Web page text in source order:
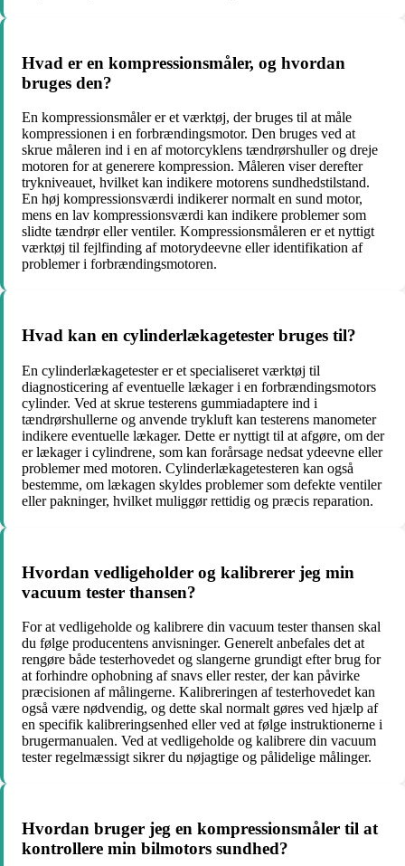
Hvad er en kompressionsmåler, og hvordan
bruges den?
En kompressionsmåler er et værktøj, der bruges til at måle
kompressionen i en forbrændingsmotor. Den bruges ved at
skrue måleren ind i en af motorcyklens tændrørshuller og dreje
motoren for at generere kompression. Måleren viser derefter
trykniveauet, hvilket kan indikere motorens sundhedstilstand.
En høj kompressionsværdi indikerer normalt en sund motor,
mens en lav kompressionsværdi kan indikere problemer som
slidte tændrør eller ventiler. Kompressionsmåleren er et nyttigt
værktøj til fejlfinding af motorydeevne eller identifikation af
problemer i forbrændingsmotoren.
Hvad kan en cylinderlækagetester bruges til?
En cylinderlækagetester er et specialiseret værktøj til
diagnosticering af eventuelle lækager i en forbrændingsmotors
cylinder. Ved at skrue testerens gummiadaptere ind i
tændrørshullerne og anvende trykluft kan testerens manometer
indikere eventuelle lækager. Dette er nyttigt til at afgøre, om der
er lækager i cylindrene, som kan forårsage nedsat ydeevne eller
problemer med motoren. Cylinderlækagetesteren kan også
bestemme, om lækagen skyldes problemer som defekte ventiler
eller pakninger, hvilket muliggør rettidig og præcis reparation.
Hvordan vedligeholder og kalibrerer jeg min
vacuum tester thansen?
For at vedligeholde og kalibrere din vacuum tester thansen skal
du følge producentens anvisninger. Generelt anbefales det at
rengøre både testerhovedet og slangerne grundigt efter brug for
at forhindre ophobning af snavs eller rester, der kan påvirke
præcisionen af målingerne. Kalibreringen af testerhovedet kan
også være nødvendig, og dette skal normalt gøres ved hjælp af
en specifik kalibreringsenhed eller ved at følge instruktionerne i
brugermanualen. Ved at vedligeholde og kalibrere din vacuum
tester regelmæssigt sikrer du nøjagtige og pålidelige målinger.
Hvordan bruger jeg en kompressionsmåler til at
kontrollere min bilmotors sundhed?